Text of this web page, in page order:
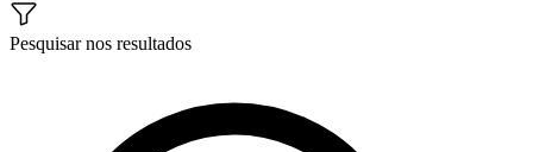
Pesquisar nos resultados